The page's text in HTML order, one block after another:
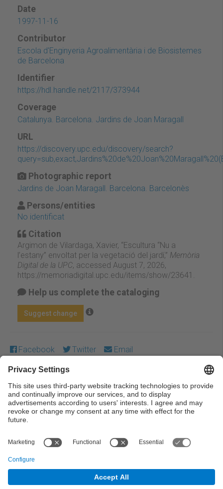
Date
1997-11-16
Contributor
Escola d'Enginyeria Agroalimentària i de Biosistemes
de Barcelona
Identifier
https://hdl.handle.net/2117/373944
Coverage
Catalunya. Barcelona. Jardins de Joan Maragall
URL
https://discovery.upc.edu/discovery/search?
Photographic report
Jardins de Joan Maragall. Barcelona. Barcelonès
Persons/entities
No identificat
Citation
Argimon de Vilardaga, Xavier, “Escultura “Nu a
l’estany” envoltat per la vegetació del jardí,” Memòria
Digital de la UPC, accessed August 7, 2026,
https://memoriadigital.upc.edu/items/show/23641
Help us complete the cataloging
Suggest change
Facebook Twitter Email
Except where otherwise noted, content on this work is
licensed under a Creative Commons license:Attribution-
NonCommercial-NoDerivs 4.0 Generic